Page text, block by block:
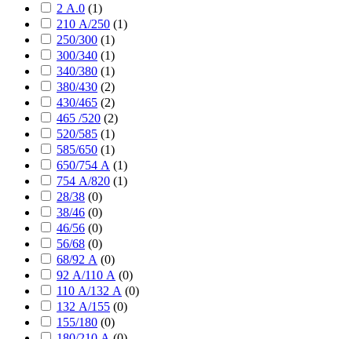
2 А.0 (1)
210 А/250 (1)
250/300 (1)
300/340 (1)
340/380 (1)
380/430 (2)
430/465 (2)
465 /520 (2)
520/585 (1)
585/650 (1)
650/754 А (1)
754 А/820 (1)
28/38 (0)
38/46 (0)
46/56 (0)
56/68 (0)
68/92 А (0)
92 А/110 А (0)
110 А/132 А (0)
132 А/155 (0)
155/180 (0)